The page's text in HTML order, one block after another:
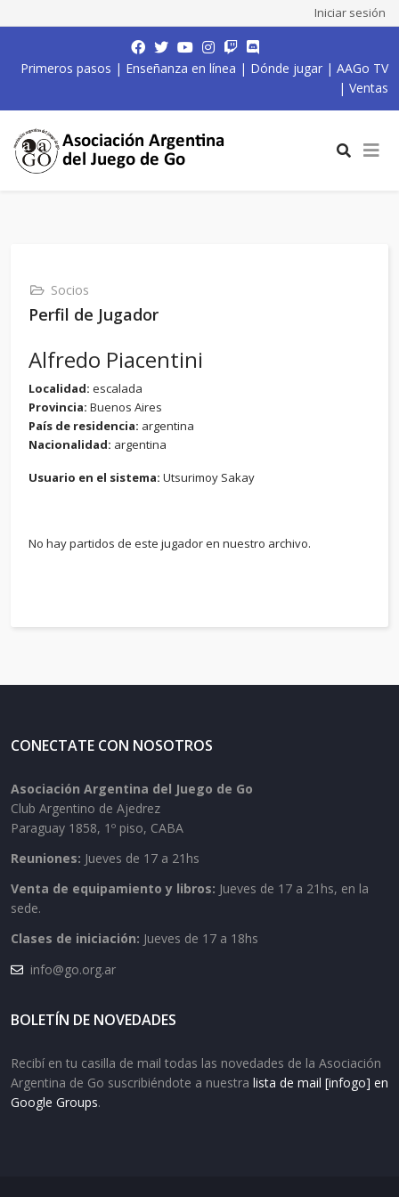
Iniciar sesión
Primeros pasos | Enseñanza en línea | Dónde jugar | AAGo TV
| Ventas
Socios
Perfil de Jugador
Alfredo Piacentini
Localidad: escalada
Provincia: Buenos Aires
País de residencia: argentina
Nacionalidad: argentina
Usuario en el sistema: Utsurimoy Sakay
No hay partidos de este jugador en nuestro archivo.
CONECTATE CON NOSOTROS
Asociación Argentina del Juego de Go
Club Argentino de Ajedrez
Paraguay 1858, 1º piso, CABA
Reuniones: Jueves de 17 a 21hs
Venta de equipamiento y libros: Jueves de 17 a 21hs, en la
sede.
Clases de iniciación: Jueves de 17 a 18hs
info@go.org.ar
BOLETÍN DE NOVEDADES
Recibí en tu casilla de mail todas las novedades de la Asociación
Argentina de Go suscribiéndote a nuestra lista de mail [infogo] en
Google Groups.